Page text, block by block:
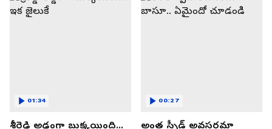
శ్రీరెడ్డి అడ్డంగా బుక్కయింది...
01:34
అంత స్పీడ్ అవసరమా
00:27